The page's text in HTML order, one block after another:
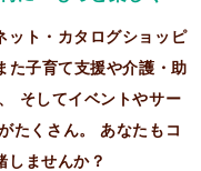
ット・カタログショッピ
た子育て支援や介護・助
そしてイベントやサー
たくさん。
あなたもコ
しませんか？